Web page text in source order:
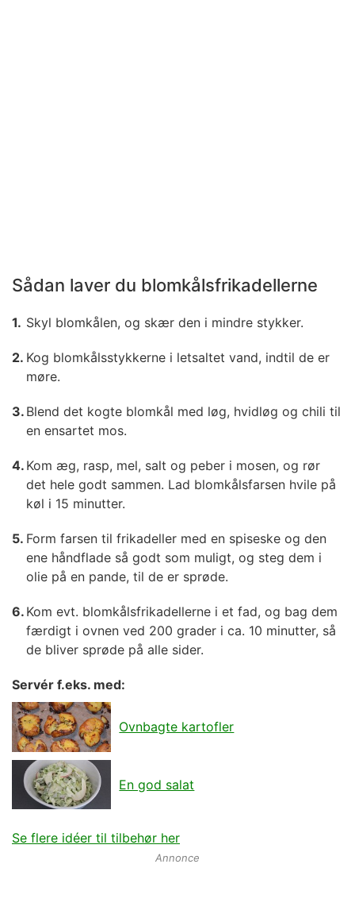
Sådan laver du blomkålsfrikadellerne
Skyl blomkålen, og skær den i mindre stykker.
Kog blomkålsstykkerne i letsaltet vand, indtil de er
møre.
Blend det kogte blomkål med løg, hvidløg og chili til
en ensartet mos.
Kom æg, rasp, mel, salt og peber i mosen, og rør
det hele godt sammen. Lad blomkålsfarsen hvile på
køl i 15 minutter.
Form farsen til frikadeller med en spiseske og den
ene håndflade så godt som muligt, og steg dem i
olie på en pande, til de er sprøde.
Kom evt. blomkålsfrikadellerne i et fad, og bag dem
færdigt i ovnen ved 200 grader i ca. 10 minutter, så
de bliver sprøde på alle sider.
Servér f.eks. med:
Ovnbagte kartofler
En god salat
Se flere idéer til tilbehør her
Annonce